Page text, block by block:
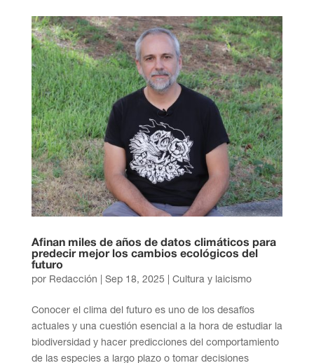
Afinan miles de años de datos climáticos para
predecir mejor los cambios ecológicos del
futuro
por Redacción Sep 18, 2025 Cultura y laicismo
Conocer el clima del futuro es uno de los desafíos
actuales y una cuestión esencial a la hora de estudiar la
biodiversidad y hacer predicciones del comportamiento
de las especies a largo plazo o tomar decisiones